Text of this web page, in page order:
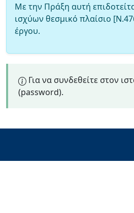
Με την Πράξη αυτή
ισχύων θεσμικό πλαίσιο
έργου.
Για να συνδεθείτε στον
(password).